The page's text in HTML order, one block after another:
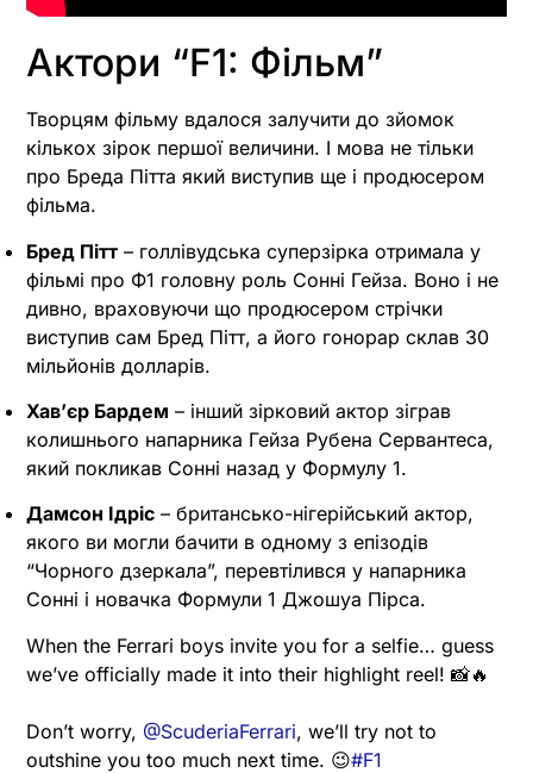
Актори “F1: Фільм”
Творцям фільму вдалося залучити до зйомок
кількох зірок першої величини. І мова не тільки
про Бреда Пітта який виступив ще і продюсером
фільма.
Бред Пітт – голлівудська суперзірка отримала у
фільмі про Ф1 головну роль Сонні Гейза. Воно і не
дивно, враховуючи що продюсером стрічки
виступив сам Бред Пітт, а його гонорар склав 30
мільйонів долларів.
Хавʼєр Бардем – інший зірковий актор зіграв
колишнього напарника Гейза Рубена Сервантеса,
який покликав Сонні назад у Формулу 1.
Дамсон Ідріс – британсько-нігерійський актор,
якого ви могли бачити в одному з епізодів
“Чорного дзеркала”, перевтілився у напарника
Сонні і новачка Формули 1 Джошуа Пірса.
When the Ferrari boys invite you for a selfie… guess
we’ve officially made it into their highlight reel! 📸🔥
Don’t worry, @ScuderiaFerrari, we’ll try not to
outshine you too much next time. 😉#F1